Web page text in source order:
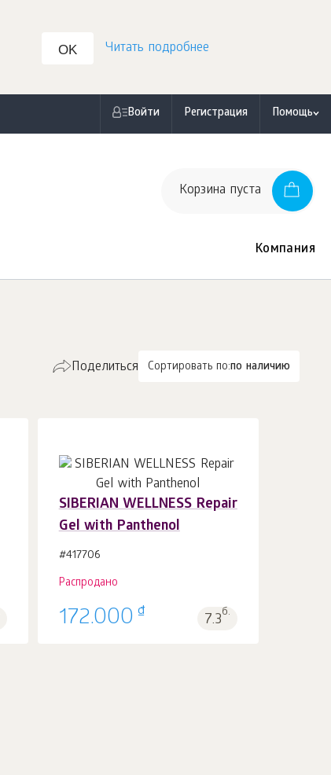
OK Читать подробнее
Войти Регистрация Помощь
Корзина пуста
Компания
Сортировать по:по наличию
Поделиться
SIBERIAN WELLNESS Repair
Gel with Panthenol
#417706
Распродано
172.000 ₫ 7.3б.